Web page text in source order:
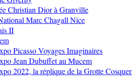
Christian Dior à Granville
Marc Chagall Nice
II
Picasso Voyages Imaginaires
Jean Dubuffet au Mucem
2022, la réplique de la Grotte